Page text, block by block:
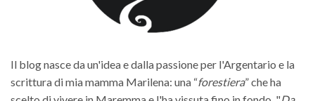
Il blog nasce da un'idea e dalla passione per l'Argentario e la
scrittura di mia mamma Marilena: una “forestiera” che ha